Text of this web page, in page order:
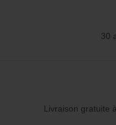
30
Livraison gratuite